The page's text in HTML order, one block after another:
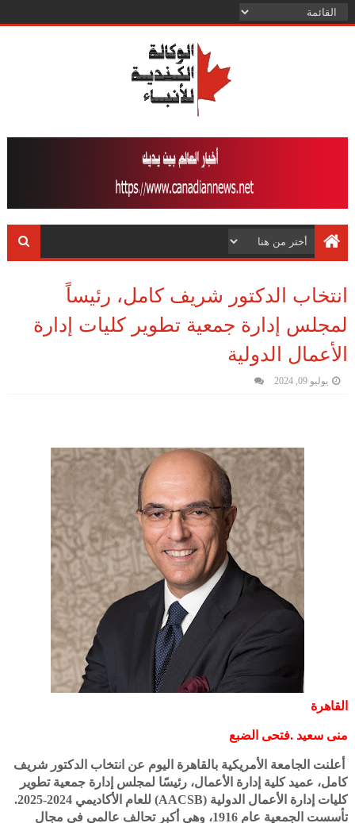
انتخاب الدكتور شريف كامل، رئيساً
لمجلس إدارة جمعية تطوير كليات إدارة
الأعمال الدولية
يوليو 09, 2024
القاهرة
منى سعيد .فتحى الضبع
أعلنت الجامعة الأمريكية بالقاهرة اليوم عن انتخاب الدكتور شريف
كامل، عميد كلية إدارة الأعمال، رئيسًا لمجلس إدارة جمعية تطوير
كليات إدارة الأعمال الدولية (AACSB) للعام الأكاديمي 2024-2025.
تأسست الجمعية عام 1916، وهي أكبر تحالف عالمي في مجال